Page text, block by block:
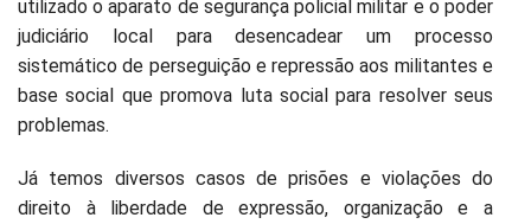
utilizado o aparato de segurança policial militar e o poder
judiciário local para desencadear um processo
sistemático de perseguição e repressão aos militantes e
base social que promova luta social para resolver seus
problemas.
Já temos diversos casos de prisões e violações do
direito à liberdade de expressão, organização e a